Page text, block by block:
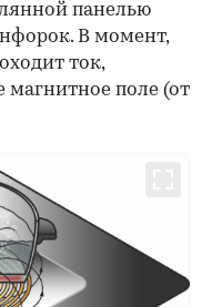
панелью
В момент,
ток,
магнитное поле (от